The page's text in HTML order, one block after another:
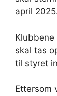
april
skal tas
til styret
Ettersom